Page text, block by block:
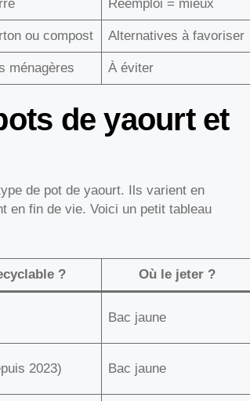
Réemploi = mieux
ou compost Alternatives à favoriser
ménagères À éviter
de yaourt et
de pot de yaourt. Ils varient en
en fin de vie. Voici un petit tableau
? Où le jeter ?
Bac jaune
2023) Bac jaune